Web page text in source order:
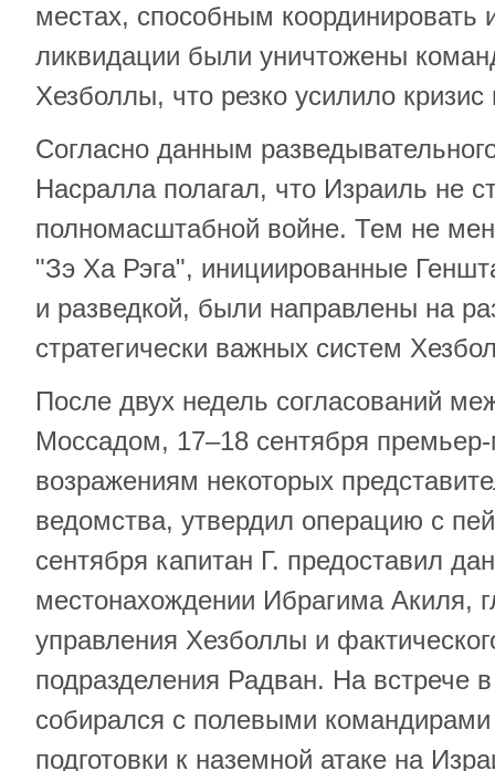
местах, способным координировать
ликвидации были уничтожены
Хезболлы, что резко усилило
Согласно данным
Насралла полагал, что Израиль не
полномасштабной войне. Тем не
"Зэ Ха Рэга", инициированные
и разведкой, были направлены на
стратегически важных систем
После двух недель согласований
Моссадом, 17–18 сентября
возражениям некоторых
ведомства, утвердил операцию с
сентября капитан Г. предоставил
местонахождении Ибрагима Акиля,
управления Хезболлы и
подразделения Радван. На встрече
собирался с полевыми
подготовки к наземной атаке на